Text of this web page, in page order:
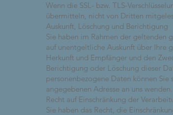
Wenn die SSL- bzw. TLS-
übermitteln, nicht von Dritten
Auskunft, Löschung und Berichtigung
Sie haben im Rahmen der geltenden
auf unentgeltliche Auskunft über Ihre
Herkunft und Empfänger und den
Berichtigung oder Löschung dieser
personenbezogene Daten können
angegebenen Adresse an uns wenden.
Recht auf Einschränkung der
Sie haben das Recht, die